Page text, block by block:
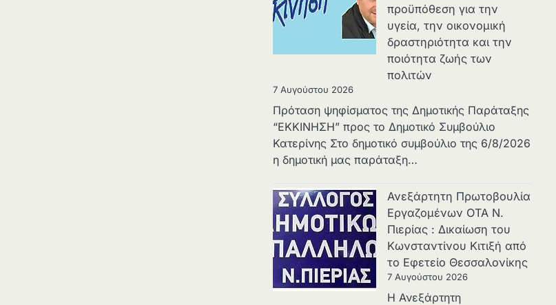
προϋπόθεση για την
υγεία, την οικονομική
δραστηριότητα και την
ποιότητα ζωής των
πολιτών
7 Αυγούστου 2026
Πρόταση ψηφίσματος της Δημοτικής Παράταξης
“ΕΚΚΙΝΗΣΗ” προς το Δημοτικό Συμβούλιο
Κατερίνης Στο δημοτικό συμβούλιο της 6/8/2026
η δημοτική μας παράταξη…
Ανεξάρτητη Πρωτοβουλία
Εργαζομένων ΟΤΑ Ν.
Πιερίας : Δικαίωση του
Κωνσταντίνου Κιτιξή από
το Εφετείο Θεσσαλονίκης
7 Αυγούστου 2026
Η Ανεξάρτητη